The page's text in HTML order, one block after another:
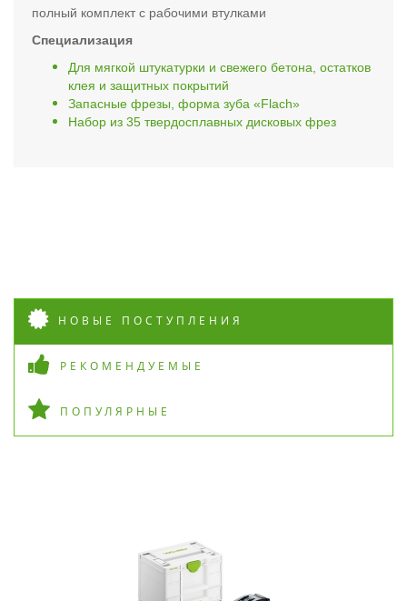
полный комплект с рабочими втулками
Специализация
Для мягкой штукатурки и свежего бетона, остатков
клея и защитных покрытий
Запасные фрезы, форма зуба «Flach»
Набор из 35 твердосплавных дисковых фрез
НОВЫЕ ПОСТУПЛЕНИЯ
РЕКОМЕНДУЕМЫЕ
ПОПУЛЯРНЫЕ